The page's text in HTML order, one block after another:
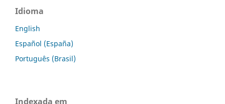
Idioma
English
Español (España)
Português (Brasil)
Indexada em